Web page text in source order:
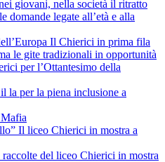
giovani, nella società il ritratto
domande legate all’età e alla
Il Chierici in prima fila
le gite tradizionali in opportunità
per l’Ottantesimo della
la per la piena inclusione a
Il liceo Chierici in mostra a
del liceo Chierici in mostra